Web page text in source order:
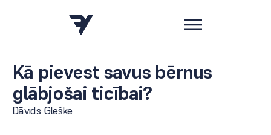
Kā pievest savus bērnus
glābjošai ticībai?
Dāvids Gleške